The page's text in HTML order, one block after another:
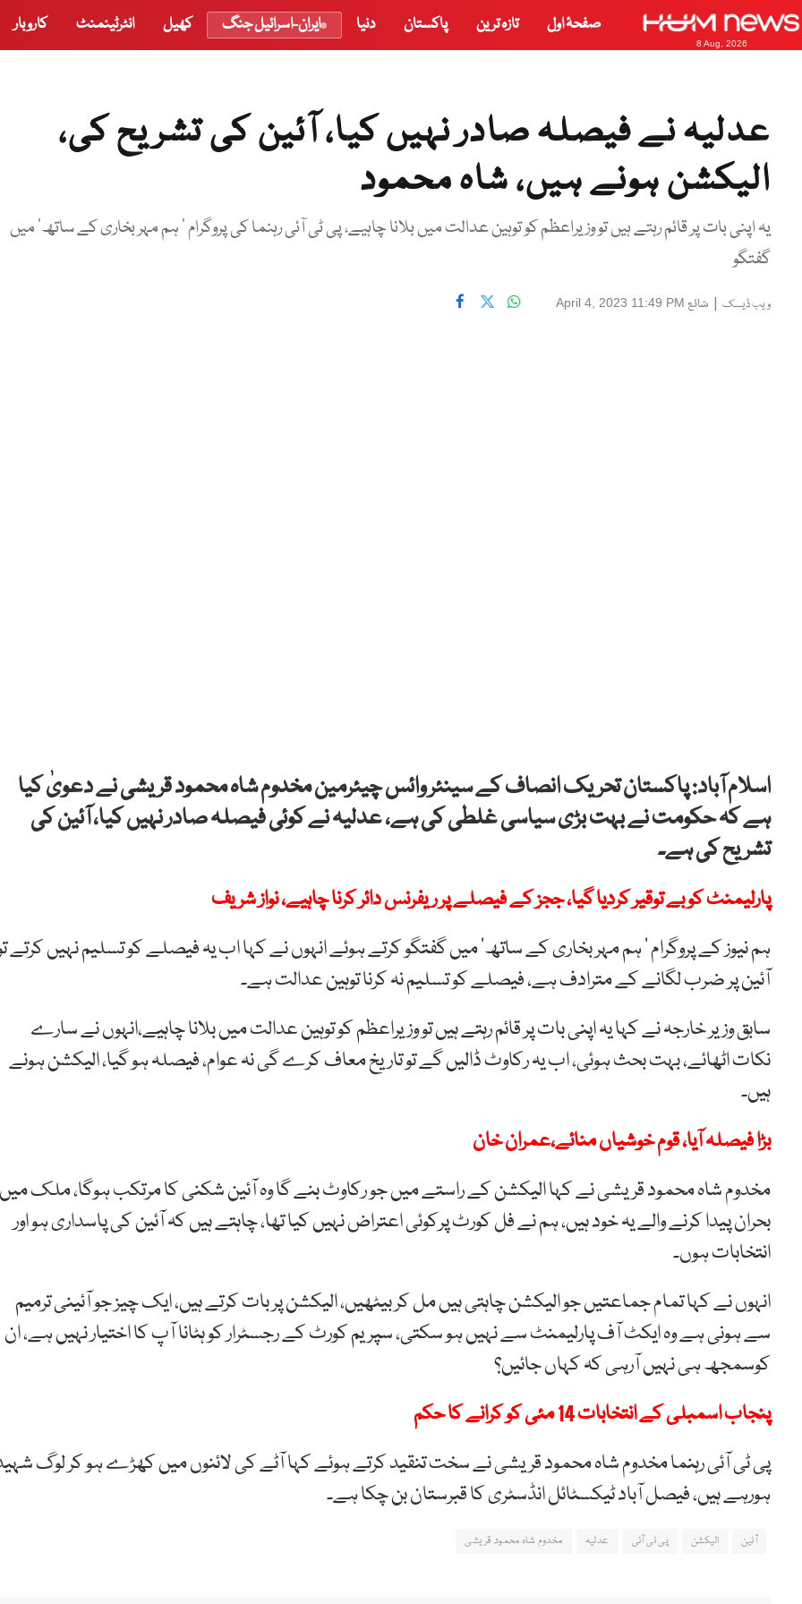
8 Aug, 2026
صفحۂ اول تازہ ترین پاکستان دنیا ایران-اسرائیل جنگ کھیل انٹرٹینمنٹ کاروبار
عدلیہ نے فیصلہ صادر نہیں کیا، آئین کی تشریح کی،
الیکشن ہونے ہیں، شاہ محمود
یہ اپنی بات پر قائم رہتے ہیں تو وزیراعظم کو توہین عدالت میں بلانا چاہیے، پی ٹی آئی رہنما کی پروگرام ’ ہم مہر بخاری کے ساتھ‘ میں
گفتگو
ویب ڈیسک | شائع April 4, 2023 11:49 PM
اسلام آباد: پاکستان تحریک انصاف کے سینئر وائس چیئرمین مخدوم شاہ محمود قریشی نے دعویٰ کیا
ہے کہ حکومت نے بہت بڑی سیاسی غلطی کی ہے، عدلیہ نے کوئی فیصلہ صادر نہیں کیا، آئین کی
تشریح کی ہے۔
پارلیمنٹ کو بے توقیر کردیا گیا، ججز کے فیصلے پر ریفرنس دائر کرنا چاہیے، نواز شریف
ہم نیوز کے پروگرام ’ ہم مہر بخاری کے ساتھ‘ میں گفتگو کرتے ہوئے انہوں نے کہا اب یہ فیصلے کو تسلیم نہیں کرتے
آئین پر ضرب لگانے کے مترادف ہے، فیصلے کو تسلیم نہ کرنا توہین عدالت ہے۔
سابق وزیر خارجہ نے کہا یہ اپنی بات پر قائم رہتے ہیں تو وزیراعظم کو توہین عدالت میں بلانا چاہیے،انہوں نے سارے
نکات اٹھائے، بہت بحث ہوئی، اب یہ رکاوٹ ڈالیں گے تو تاریخ معاف کرے گی نہ عوام، فیصلہ ہو گیا، الیکشن ہونے
ہیں۔
بڑا فیصلہ آیا، قوم خوشیاں منائے،عمران خان
مخدوم شاہ محمود قریشی نے کہا الیکشن کے راستے میں جو رکاوٹ بنے گا وہ آئین شکنی کا مرتکب ہوگا، ملک میں
بحران پیدا کرنے والے یہ خود ہیں، ہم نے فل کورٹ پرکوئی اعتراض نہیں کیا تھا، چاہتے ہیں کہ آئین کی پاسداری ہو اور
انتخابات ہوں۔
انہوں نے کہا تمام جماعتیں جو الیکشن چاہتی ہیں مل کر بیٹھیں، الیکشن پر بات کرتے ہیں، ایک چیز جو آئینی ترمیم
سے ہونی ہے وہ ایکٹ آف پارلیمنٹ سے نہیں ہو سکتی، سپریم کورٹ کے رجسٹرار کو ہٹانا آپ کا اختیار نہیں ہے، ان
کوسمجھ ہی نہیں آرہی کہ کہاں جائیں؟
پنجاب اسمبلی کے انتخابات 14 مئی کو کرانے کا حکم
پی ٹی آئی رہنما مخدوم شاہ محمود قریشی نے سخت تنقید کرتے ہوئے کہا آٹے کی لائنوں میں کھڑے ہو کر لوگ
ہورہے ہیں، فیصل آباد ٹیکسٹائل انڈسٹری کا قبرستان بن چکا ہے۔
آئین الیکشن پی ٹی آئی عدلیہ مخدوم شاہ محمود قریشی